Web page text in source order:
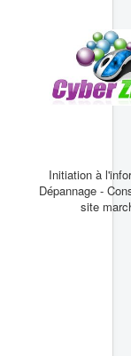
Initiation à
Dépannage -
site